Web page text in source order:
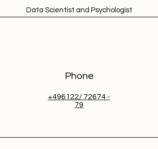
Data Scientist and Psychologist
Phone
+496122/ 72674 -
79